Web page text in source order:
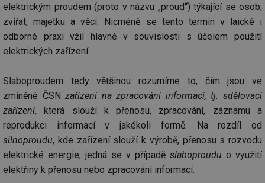
elektrickým proudem (proto v názvu „proud“) týkající se osob,
zvířat, majetku a věcí. Nicméně se tento termín v laické i
odborné praxi vžil hlavně v souvislosti s účelem použití
elektrických zařízení.
Slaboproudem tedy většinou rozumíme to, čím jsou ve
zmíněné ČSNzařízení na zpracování informací, tj. sdělovací
zařízení, která slouží k přenosu, zpracování, záznamu a
reprodukci informací v jakékoli formě. Na rozdíl od
silnoproudu, kde zařízení slouží k výrobě, přenosu s rozvodu
elektrické energie, jedná se v případě slaboproudu o využití
elektřiny k přenosu nebo zpracování informací.